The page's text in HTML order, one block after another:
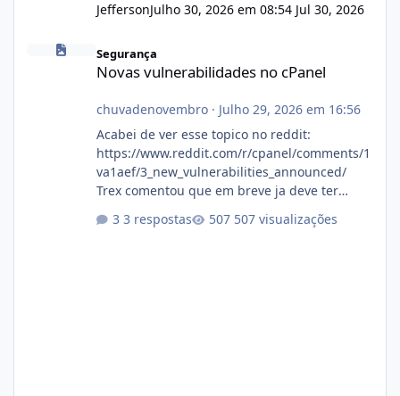
JeffersonJulho 30, 2026 em 08:54 Jul 30, 2026
Novas vulnerabilidades no cPanel
Segurança
Novas vulnerabilidades no cPanel
chuvadenovembro· Julho 29, 2026 em 16:56
Acabei de ver esse topico no reddit:
https://www.reddit.com/r/cpanel/comments/1
va1aef/3_new_vulnerabilities_announced/
Trex comentou que em breve ja deve ter
3 respostas 507 visualizações